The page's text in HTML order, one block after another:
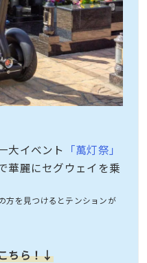
大イベント
「萬灯祭」
華麗にセグウェイを乗
方を見つけるとテンションが
ちら！↓